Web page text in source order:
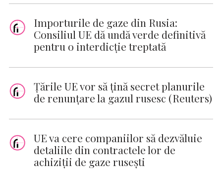
Importurile de gaze din Rusia:
Consiliul UE dă undă verde definitivă
pentru o interdicție treptată
Țările UE vor să țină secret planurile
de renunțare la gazul rusesc (Reuters)
UE va cere companiilor să dezvăluie
detaliile din contractele lor de
achiziţii de gaze ruseşti